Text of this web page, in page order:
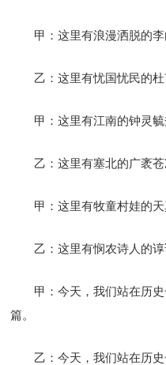
甲：这里有浪漫洒脱的李
乙：这里有忧国忧民的
甲：这里有江南的钟灵毓
乙：这里有塞北的广袤
甲：这里有牧童村娃的
乙：这里有悯农诗人的
甲：今天，我们站在历
篇。
乙：今天，我们站在历